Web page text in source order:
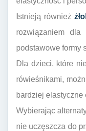
Istnieją również
rozwiązaniem
podstawowe formy
Dla dzieci, które
rówieśnikami,
bardziej elastyczne
Wybierając
nie uczęszcza do